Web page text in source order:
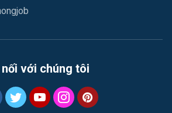
nối với chúng tôi